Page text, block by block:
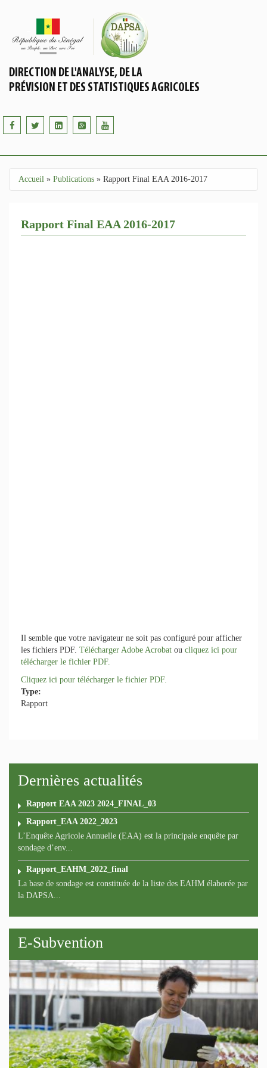
DIRECTION DE L'ANALYSE, DE LA
PRÉVISION ET DES STATISTIQUES AGRICOLES
Vous êtes ici
Accueil » Publications » Rapport Final EAA 2016-2017
Rapport Final EAA 2016-2017
Il semble que votre navigateur ne soit pas configuré pour afficher
les fichiers PDF. Télécharger Adobe Acrobat ou cliquez ici pour
télécharger le fichier PDF.
Cliquez ici pour télécharger le fichier PDF.
Type:
Rapport
Dernières actualités
Rapport EAA 2023 2024_FINAL_03
Rapport_EAA 2022_2023
L’Enquête Agricole Annuelle (EAA) est la principale enquête par
sondage d’env...
Rapport_EAHM_2022_final
La base de sondage est constituée de la liste des EAHM élaborée par
la DAPSA...
E-Subvention